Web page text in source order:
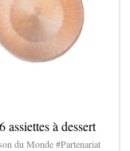
assiettes à dessert
du Monde #Partenariat